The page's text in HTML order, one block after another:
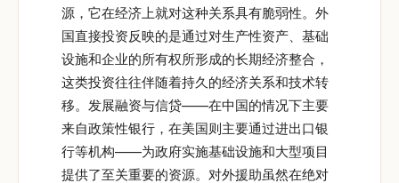
源，它在经济上就对这种关系具有脆弱性。外
国直接投资反映的是通过对生产性资产、基础
设施和企业的所有权所形成的长期经济整合，
这类投资往往伴随着持久的经济关系和技术转
移。发展融资与信贷——在中国的情况下主要
来自政策性银行，在美国则主要通过进出口银
行等机构——为政府实施基础设施和大型项目
提供了至关重要的资源。对外援助虽然在绝对